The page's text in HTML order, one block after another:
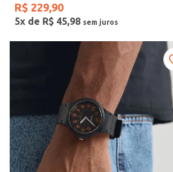
R$ 229,90
5x de R$ 45,98